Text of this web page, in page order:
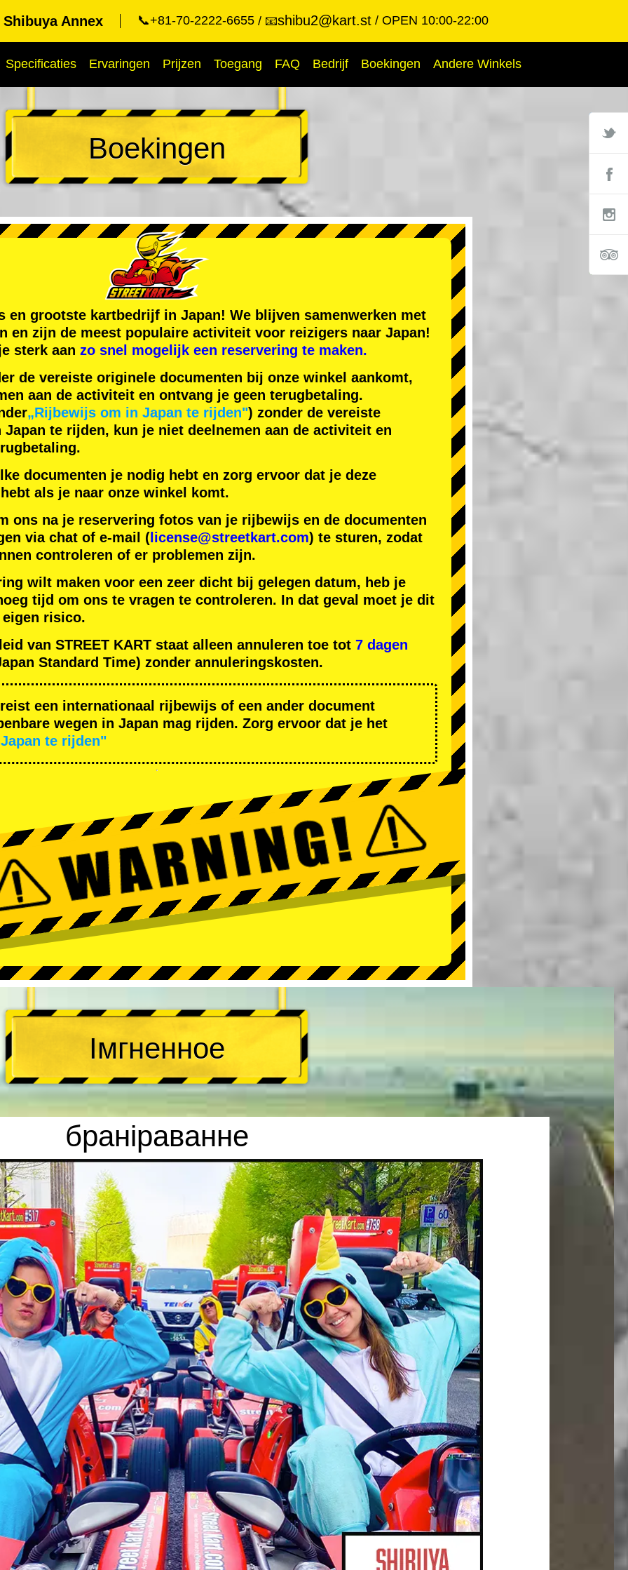
Annex 📞+81-70-2222-6655 📧shibu2@kart.st OPEN 10:00-22:00
Specificaties Ervaringen Prijzen Toegang FAQ Bedrijf Boekingen Andere Winkels
Boekingen
en grootste kartbedrijf in Japan! We blijven samenwerken met
en zijn de meest populaire activiteit voor reizigers naar Japan!
sterk aan zo snel mogelijk een reservering te maken.
de vereiste originele documenten bij onze winkel aankomt,
aan de activiteit en ontvang je geen terugbetaling.
„Rijbewijs om in Japan te rijden") zonder de vereiste
te rijden, kun je niet deelnemen aan de activiteit en
documenten je nodig hebt en zorg ervoor dat je deze
als je naar onze winkel komt.
ons na je reservering fotos van je rijbewijs en de documenten
via chat of e-mail ( license@streetkart.com) te sturen, zodat
controleren of er problemen zijn.
wilt maken voor een zeer dicht bij gelegen datum, heb je
tijd om ons te vragen te controleren. In dat geval moet je dit
risico.
van STREET KART staat alleen annuleren toe tot 7 dagen
Standard Time) zonder annuleringskosten.
een internationaal rijbewijs of een ander document
wegen in Japan mag rijden. Zorg ervoor dat je het
te rijden"
Імгненное
браніраванне